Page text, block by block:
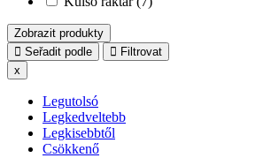
Zobrazit produkty
Seřadit podle
Filtrovat
x
Legutolsó
Legkedveltebb
Legkisebbtől
Csökkenő